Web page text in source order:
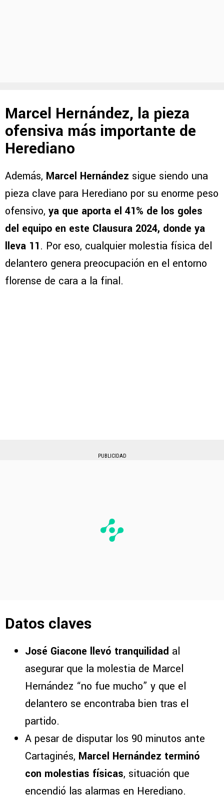
Marcel Hernández, la pieza
ofensiva más importante de
Herediano
Además, Marcel Hernández sigue siendo una
pieza clave para Herediano por su enorme peso
ofensivo, ya que aporta el 41% de los goles
del equipo en este Clausura 2024, donde ya
lleva 11. Por eso, cualquier molestia física del
delantero genera preocupación en el entorno
florense de cara a la final.
PUBLICIDAD
Datos claves
José Giacone llevó tranquilidad al
asegurar que la molestia de Marcel
Hernández “no fue mucho” y que el
delantero se encontraba bien tras el
partido.
A pesar de disputar los 90 minutos ante
Cartaginés, Marcel Hernández terminó
con molestias físicas, situación que
encendió las alarmas en Herediano.